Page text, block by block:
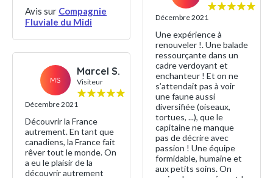
Avis sur Compagnie
Fluviale du Midi
MS
Marcel S.
Visiteur
Décembre 2021
Découvrir la France
autrement. En tant que
canadiens, la France fait
rêver tout le monde. On
a eu le plaisir de la
découvrir autrement
Décembre 2021
Une expérience à
renouveler !. Une balade
ressourçante dans un
cadre verdoyant et
enchanteur ! Et on ne
s’attendait pas à voir
une faune aussi
diversifiée (oiseaux,
tortues, ...), que le
capitaine ne manque
pas de décrire avec
passion ! Une équipe
formidable, humaine et
aux petits soins. On